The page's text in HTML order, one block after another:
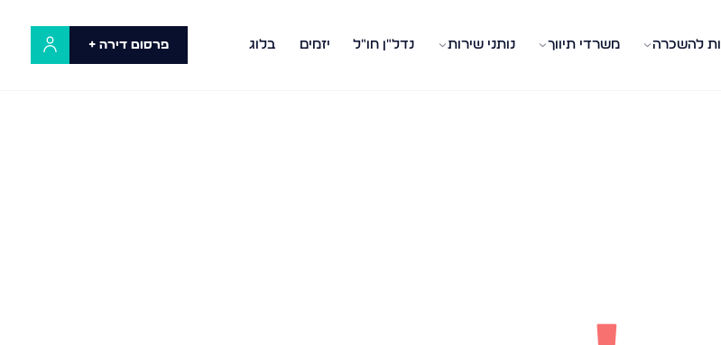
להשכרה משרדי תיווך נותני שירות נדל"ן חו"ל יזמים בלוג פרסום דירה +